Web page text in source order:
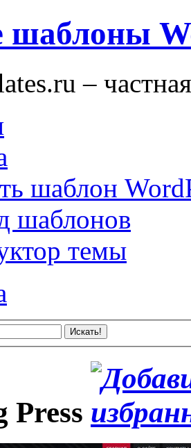
шаблоны
–
шаблон
шаблонов
темы
Искать!
Press